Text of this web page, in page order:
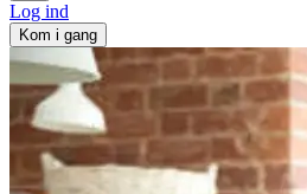
Log ind
Kom i gang